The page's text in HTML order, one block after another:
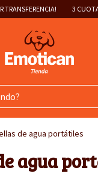
3
de agua portátiles
agua